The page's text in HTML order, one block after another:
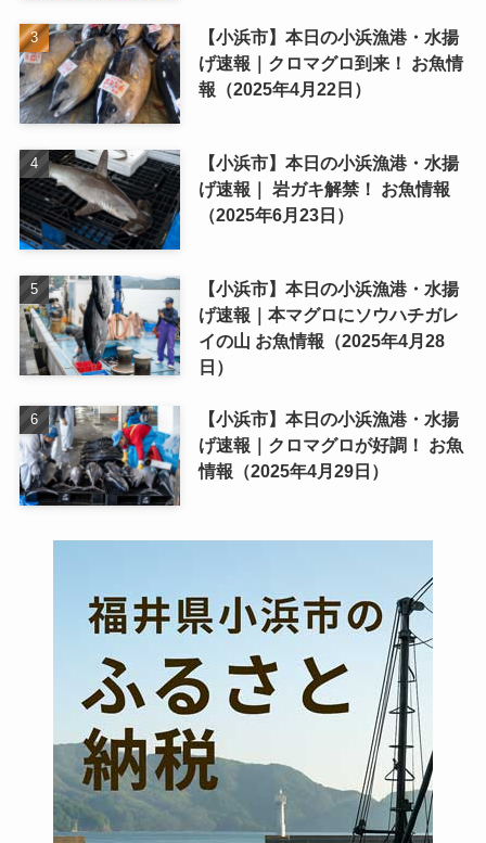
【小浜市】本日の小浜漁港・水揚
げ速報｜クロマグロ到来！ お魚情
報（2025年4月22日）
【小浜市】本日の小浜漁港・水揚
げ速報｜ 岩ガキ解禁！ お魚情報
（2025年6月23日）
【小浜市】本日の小浜漁港・水揚
げ速報｜本マグロにソウハチガレ
イの山 お魚情報（2025年4月28
日）
【小浜市】本日の小浜漁港・水揚
げ速報｜クロマグロが好調！ お魚
情報（2025年4月29日）